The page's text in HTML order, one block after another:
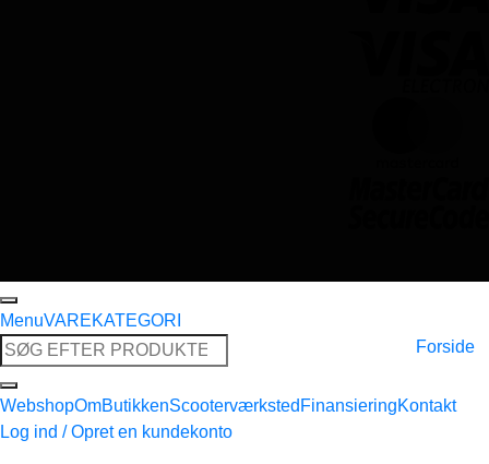
MenuVAREKATEGORI
Søg
efter:
Forside
WebshopOmButikkenScooterværksted FinansieringKontakt
Log ind / Opret en kundekonto